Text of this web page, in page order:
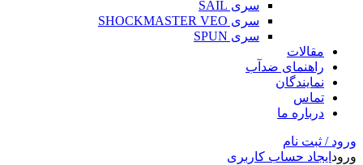
سری SAIL
سری SHOCKMASTER VEO
سری SPUN
مقالات
راهنمای ضدآب
نمایندگان
تماس
درباره ما
ورود / ثبت نام
ورود ایجاد حساب کاربری